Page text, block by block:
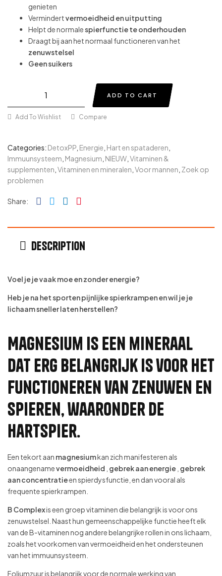
genieten
Vermindertvermoeidheid en uitputting
Helpt de normale spierfunctie te onderhouden
Draagt bij aan het normaal functioneren van het
zenuwstelsel
Geen suikers
ADD TO CART
Add To Wishlist Compare
Categories: DetoxPP Energie Hart en spataderen
Immuunsysteem Magnesium NIEUW Vitaminen &
supplementen Vitaminen en mineralen Voor mannen Zoek op
problemen
Share: Facebook
TwitterLinkedin
Description
Voel je je vaak moe en zonder energie?
Heb je na het sporten pijnlijke spierkrampen en wil je je
lichaam sneller laten herstellen?
Magnesium is een mineraal
dat erg belangrijk is voor het
functioneren van zenuwen en
spieren, waaronder de
hartspier.
Een tekort aan magnesiumkan zich manifesteren als
onaangenamevermoeidheid gebrek aan energie gebrek
aan concentratieen spierdysfunctie, en dan vooral als
frequente spierkrampen.
B Complexis een groep vitaminen die belangrijk is voor ons
zenuwstelsel. Naast hun gemeenschappelijke functie heeft elk
van de B-vitaminen nog andere belangrijke rollen in ons lichaam,
zoals het voorkomen van vermoeidheid en het ondersteunen
van het immuunsysteem.
Foliumzuur is belangrijk voor de normale werking van